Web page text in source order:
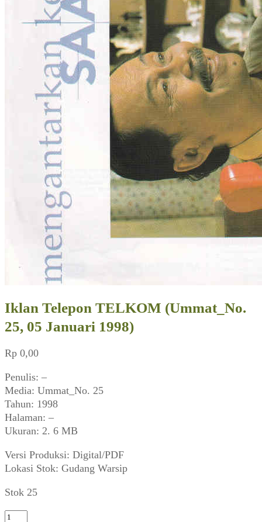
Iklan Telepon TELKOM (Ummat_No.
25, 05 Januari 1998)
Rp 0,00
Penulis: –
Media: Ummat_No. 25
Tahun: 1998
Halaman: –
Ukuran: 2. 6 MB
Versi Produksi: Digital/PDF
Lokasi Stok: Gudang Warsip
Stok 25
Kuantitas